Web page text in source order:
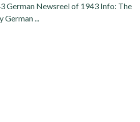
German Newsreel of 1943 Info: The
German ...